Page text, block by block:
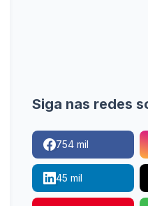
Siga nas redes
754 mil
45 mil